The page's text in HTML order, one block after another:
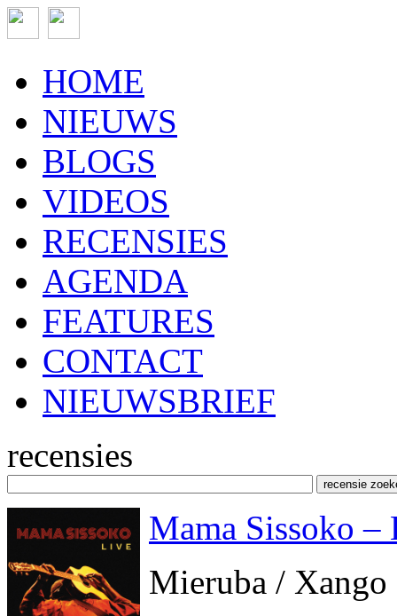
HOME
NIEUWS
BLOGS
VIDEOS
RECENSIES
AGENDA
FEATURES
CONTACT
NIEUWSBRIEF
recensies
Mama Sissoko –
Mieruba / Xango